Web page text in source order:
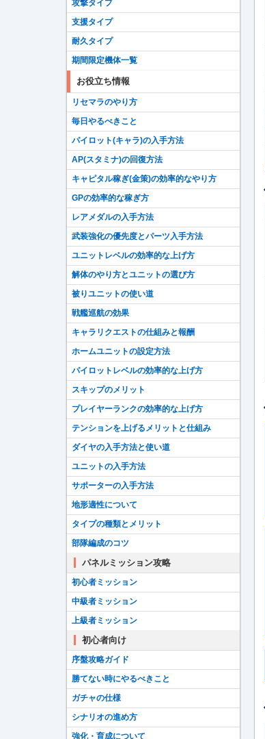
攻撃タイプ
支援タイプ
耐久タイプ
期間限定機体一覧
お役立ち情報
リセマラのやり方
毎日やるべきこと
パイロット(キャラ)の入手方法
AP(スタミナ)の回復方法
キャピタル稼ぎ(金策)の効率的なやり方
GPの効率的な稼ぎ方
レアメダルの入手方法
武装強化の優先度とパーツ入手方法
ユニットレベルの効率的な上げ方
解体のやり方とユニットの選び方
被りユニットの使い道
戦艦巡航の効果
キャラリクエストの仕組みと報酬
ホームユニットの設定方法
パイロットレベルの効率的な上げ方
スキップのメリット
プレイヤーランクの効率的な上げ方
テンションを上げるメリットと仕組み
ダイヤの入手方法と使い道
ユニットの入手方法
サポーターの入手方法
地形適性について
タイプの種類とメリット
部隊編成のコツ
パネルミッション攻略
初心者ミッション
中級者ミッション
上級者ミッション
初心者向け
序盤攻略ガイド
勝てない時にやるべきこと
ガチャの仕様
シナリオの進め方
強化・育成について